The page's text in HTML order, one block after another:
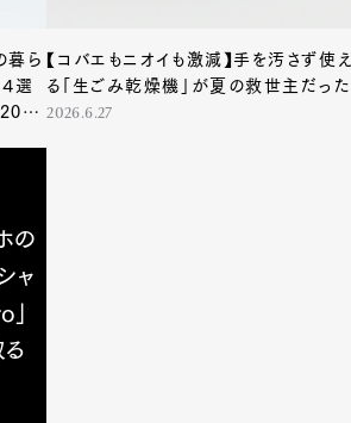
暮ら
選
【コバエもニオイも激減】手を汚さず使え
る「生ごみ乾燥機」が夏の救世主だった
2026.6.27
の
ャ